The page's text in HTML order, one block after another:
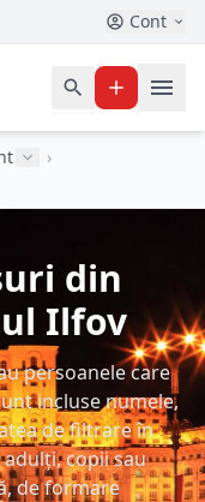
Cont
›
din
Ilfov
persoanele care
incluse numele,
de filtrare în
copii sau
de formare